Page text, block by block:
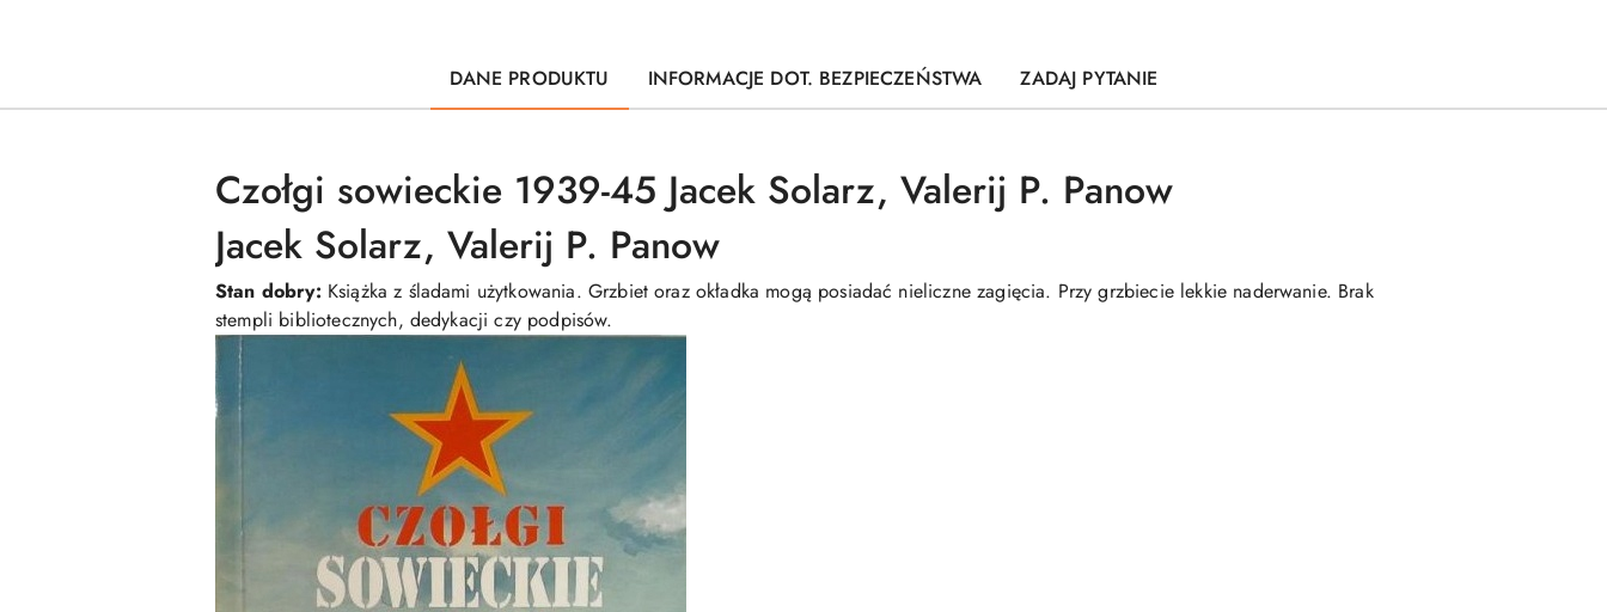
DANE PRODUKTU INFORMACJE DOT. BEZPIECZEŃSTWA ZADAJ PYTANIE
Czołgi sowieckie 1939-45 Jacek Solarz, Valerij P. Panow
Jacek Solarz, Valerij P. Panow
Stan dobry: Książka z śladami użytkowania. Grzbiet oraz okładka mogą posiadać nieliczne zagięcia. Przy grzbiecie lekkie naderwanie. Brak
stempli bibliotecznych, dedykacji czy podpisów.